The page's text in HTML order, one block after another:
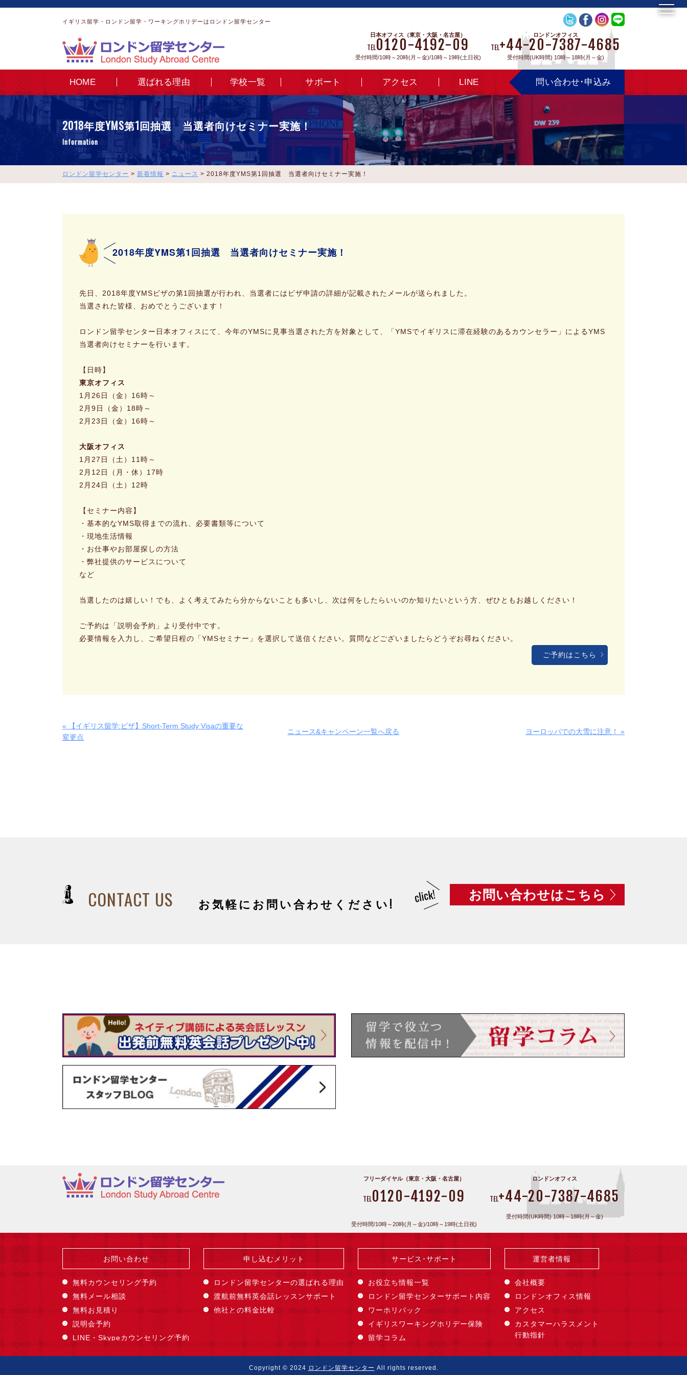
イギリス留学・ロンドン留学・ワーキングホリデーはロンドン留学センター
日本オフィス（東京・大阪・名古屋）
TEL0120-4192-09
受付時間/10時～20時(月～金)/10時～19時(土日祝)
ロンドンオフィス
TEL+44-20-7387-4685
受付時間(UK時間) 10時～18時(月～金)
HOME 選ばれる理由 学校一覧 サポート アクセス LINE 問い合わせ･申込み
2018年度YMS第1回抽選 当選者向けセミナー実施！
Information
ロンドン留学センター > 新着情報 > ニュース > 2018年度YMS第1回抽選 当選者向けセミナー実施！
2018年度YMS第1回抽選 当選者向けセミナー実施！
先日、2018年度YMSビザの第1回抽選が行われ、当選者にはビザ申請の詳細が記載されたメールが送られました。
当選された皆様、おめでとうございます！
ロンドン留学センター日本オフィスにて、今年のYMSに見事当選された方を対象として、「YMSでイギリスに滞在経験のあるカウンセラー」によるYMS
当選者向けセミナーを行います。
【日時】
東京オフィス
1月26日（金）16時～
2月9日（金）18時～
2月23日（金）16時～
大阪オフィス
1月27日（土）11時～
2月12日（月・休）17時
2月24日（土）12時
【セミナー内容】
・基本的なYMS取得までの流れ、必要書類等について
・現地生活情報
・お仕事やお部屋探しの方法
・弊社提供のサービスについて
など
当選したのは嬉しい！でも、よく考えてみたら分からないことも多いし、次は何をしたらいいのか知りたいという方、ぜひともお越しください！
ご予約は「説明会予約」より受付中です。
必要情報を入力し、ご希望日程の「YMSセミナー」を選択して送信ください。質問などございましたらどうぞお尋ねください。
ご予約はこちら
« 【イギリス留学:ビザ】Short-Term Study Visaの重要な
変更点
ニュース&キャンペーン一覧へ戻る ヨーロッパでの大雪に注意！ »
CONTACT US お気軽にお問い合わせください!
お問い合わせはこちら
フリーダイヤル（東京・大阪・名古屋）
TEL0120-4192-09
受付時間/10時～20時(月～金)/10時～19時(土日祝)
ロンドンオフィス
TEL+44-20-7387-4685
受付時間(UK時間) 10時～18時(月～金)
お問い合わせ
無料カウンセリング予約
無料メール相談
無料お見積り
説明会予約
LINE・Skypeカウンセリング予約
申し込むメリット
ロンドン留学センターの選ばれる理由
渡航前無料英会話レッスンサポート
他社との料金比較
サービス･サポート
お役立ち情報一覧
ロンドン留学センターサポート内容
ワーホリパック
イギリスワーキングホリデー保険
留学コラム
運営者情報
会社概要
ロンドンオフィス情報
アクセス
カスタマーハラスメント
行動指針
Copyright © 2024 ロンドン留学センター All rights reserved.